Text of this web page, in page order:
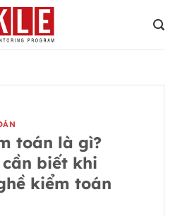
toán là gì?
biết khi
kiểm toán